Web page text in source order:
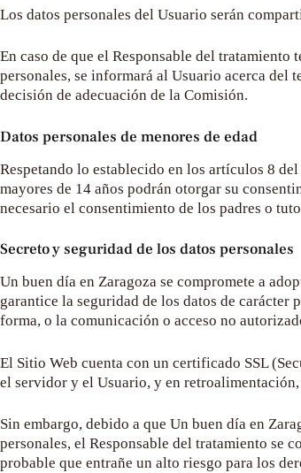
Los datos personales del Usuario serán
En caso de que el Responsable del
personales, se informará al Usuario acerca del
decisión de adecuación de la Comisión.
Datos personales de menores de edad
Respetando lo establecido en los artículos 8
mayores de 14 años podrán otorgar su
necesario el consentimiento de los padres o
Secreto y seguridad de los datos personales
Un buen día en Zaragoza se compromete a
garantice la seguridad de los datos de
forma, o la comunicación o acceso no
El Sitio Web cuenta con un certificado SSL
el servidor y el Usuario, y en
Sin embargo, debido a que Un buen día en
personales, el Responsable del tratamiento se
probable que entrañe un alto riesgo para los